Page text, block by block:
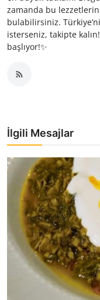
zamanda bu
bulabilirsiniz.
isterseniz, takipte
başlıyor!✨
İlgili Mesajlar